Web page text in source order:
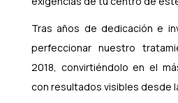
Tras años de dedicación e
perfeccionar nuestro
2018, convirtiéndolo en el
con resultados visibles desde